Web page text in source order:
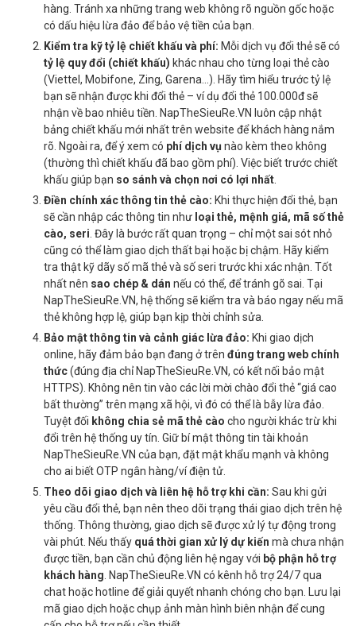
hàng. Tránh xa những trang web không rõ nguồn gốc hoặc
có dấu hiệu lừa đảo để bảo vệ tiền của bạn.
Kiểm tra kỹ tỷ lệ chiết khấu và phí: Mỗi dịch vụ đổi thẻ sẽ có
tỷ lệ quy đổi (chiết khấu) khác nhau cho từng loại thẻ cào
(Viettel, Mobifone, Zing, Garena…). Hãy tìm hiểu trước tỷ lệ
bạn sẽ nhận được khi đổi thẻ – ví dụ đổi thẻ 100.000đ sẽ
nhận về bao nhiêu tiền. NapTheSieuRe.VN luôn cập nhật
bảng chiết khấu mới nhất trên website để khách hàng nắm
rõ. Ngoài ra, để ý xem có phí dịch vụ nào kèm theo không
(thường thì chiết khấu đã bao gồm phí). Việc biết trước chiết
khấu giúp bạn so sánh và chọn nơi có lợi nhất
Điền chính xác thông tin thẻ cào: Khi thực hiện đổi thẻ, bạn
sẽ cần nhập các thông tin như loại thẻ, mệnh giá, mã số thẻ
cào, seri . Đây là bước rất quan trọng – chỉ một sai sót nhỏ
cũng có thể làm giao dịch thất bại hoặc bị chậm. Hãy kiểm
tra thật kỹ dãy số mã thẻ và số seri trước khi xác nhận. Tốt
nhất nên sao chép & dán nếu có thể, để tránh gõ sai. Tại
NapTheSieuRe.VN, hệ thống sẽ kiểm tra và báo ngay nếu mã
thẻ không hợp lệ, giúp bạn kịp thời chỉnh sửa.
Bảo mật thông tin và cảnh giác lừa đảo: Khi giao dịch
online, hãy đảm bảo bạn đang ở trên đúng trang web chính
thức(đúng địa chỉ NapTheSieuRe.VN, có kết nối bảo mật
HTTPS). Không nên tin vào các lời mời chào đổi thẻ “giá cao
bất thường” trên mạng xã hội, vì đó có thể là bẫy lừa đảo.
Tuyệt đối không chia sẻ mã thẻ cào cho người khác trừ khi
đổi trên hệ thống uy tín. Giữ bí mật thông tin tài khoản
NapTheSieuRe.VN của bạn, đặt mật khẩu mạnh và không
cho ai biết OTP ngân hàng/ví điện tử.
Theo dõi giao dịch và liên hệ hỗ trợ khi cần: Sau khi gửi
yêu cầu đổi thẻ, bạn nên theo dõi trạng thái giao dịch trên hệ
thống. Thông thường, giao dịch sẽ được xử lý tự động trong
vài phút. Nếu thấy quá thời gian xử lý dự kiến mà chưa nhận
được tiền, bạn cần chủ động liên hệ ngay với bộ phận hỗ trợ
khách hàng . NapTheSieuRe.VN có kênh hỗ trợ 24/7 qua
chat hoặc hotline để giải quyết nhanh chóng cho bạn. Lưu lại
mã giao dịch hoặc chụp ảnh màn hình biên nhận để cung